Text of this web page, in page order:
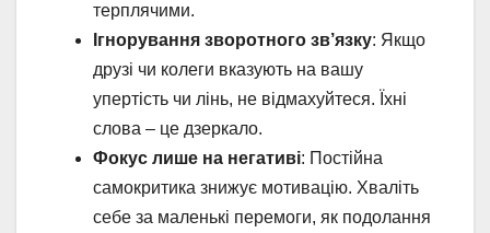
терплячими.
Ігнорування зворотного зв’язку: Якщо
друзі чи колеги вказують на вашу
упертість чи лінь, не відмахуйтеся. Їхні
слова – це дзеркало.
Фокус лише на негативі: Постійна
самокритика знижує мотивацію. Хваліть
себе за маленькі перемоги, як подолання